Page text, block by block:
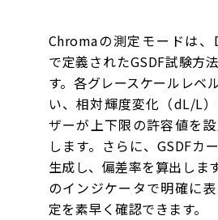
Chromaの測定モードは、
で定義されたGSDF試験方
す。各グレースケールレベ
い、相対輝度変化（dL/L
ザーが上下限の許容値を
します。さらに、GSDFカ
生成し、偏差率を算出しま
のインジケータで明確に
定を素早く確認できます。